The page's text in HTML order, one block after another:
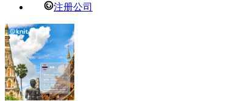
注册公司